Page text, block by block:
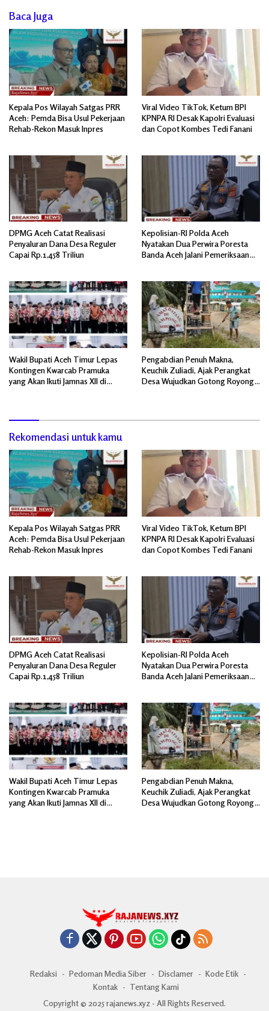
Baca Juga
Kepala Pos Wilayah Satgas PRR
Aceh: Pemda Bisa Usul Pekerjaan
Rehab-Rekon Masuk Inpres
Viral Video TikTok, Ketum BPI
KPNPA RI Desak Kapolri Evaluasi
dan Copot Kombes Tedi Fanani
DPMG Aceh Catat Realisasi
Penyaluran Dana Desa Reguler
Capai Rp.1,458 Triliun
Kepolisian-RI Polda Aceh
Nyatakan Dua Perwira Poresta
Banda Aceh Jalani Pemeriksaan
Wakil Bupati Aceh Timur Lepas
Kontingen Kwarcab Pramuka
yang Akan Ikuti Jamnas XII di
Pengabdian Penuh Makna,
Keuchik Zuliadi, Ajak Perangkat
Desa Wujudkan Gotong Royong,
Rekomendasi untuk kamu
Kepala Pos Wilayah Satgas PRR
Aceh: Pemda Bisa Usul Pekerjaan
Rehab-Rekon Masuk Inpres
Viral Video TikTok, Ketum BPI
KPNPA RI Desak Kapolri Evaluasi
dan Copot Kombes Tedi Fanani
DPMG Aceh Catat Realisasi
Penyaluran Dana Desa Reguler
Capai Rp.1,458 Triliun
Kepolisian-RI Polda Aceh
Nyatakan Dua Perwira Poresta
Banda Aceh Jalani Pemeriksaan
Wakil Bupati Aceh Timur Lepas
Kontingen Kwarcab Pramuka
yang Akan Ikuti Jamnas XII di
Pengabdian Penuh Makna,
Keuchik Zuliadi, Ajak Perangkat
Desa Wujudkan Gotong Royong,
Redaksi Pedoman Media Siber Disclamer
Kode Etik
Kontak
Tentang Kami
Copyright © 2025 rajanews.xyz - All Rights Reserved.